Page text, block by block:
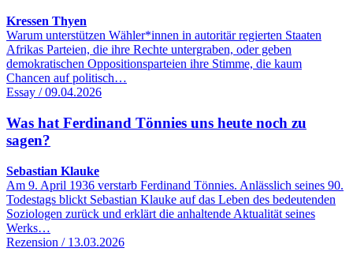
Kressen Thyen
Warum unterstützen Wähler*innen in autoritär regierten Staaten
Afrikas Parteien, die ihre Rechte untergraben, oder geben
demokratischen Oppositionsparteien ihre Stimme, die kaum
Chancen auf politisch…
Essay / 09.04.2026
Was hat Ferdinand Tönnies uns heute noch zu
sagen?
Sebastian Klauke
Am 9. April 1936 verstarb Ferdinand Tönnies. Anlässlich seines 90.
Todestags blickt Sebastian Klauke auf das Leben des bedeutenden
Soziologen zurück und erklärt die anhaltende Aktualität seines
Werks…
Rezension / 13.03.2026